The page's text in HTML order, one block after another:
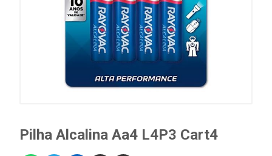
Pilha Alcalina Aa4 L4P3 Cart4